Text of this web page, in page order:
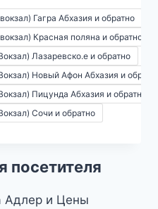
цен:
2500₽
–
7000₽
Гагра Абхазия и обратно
Красная поляна и обратно
Лазаревско.е и обратно
Новый Афон Абхазия и
Пицунда Абхазия и обратно
Сочи и обратно
посетителя
Адлер и Цены